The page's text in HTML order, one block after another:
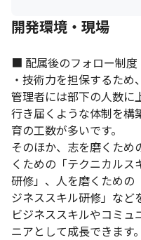
開発環境・現場
■ 配属後のフォロー制度
・技術力を担保するた
管理者には部下の人数に
行き届くような体制を構
育の工数が多いです。
そのほか、志を磨くため
くための「テクニカル
研修」、人を磨くための
ジネススキル研修」など
ビジネススキルやコミ
ニアとして成長できます。